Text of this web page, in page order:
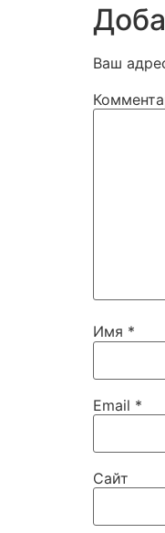
Ваш
Имя *
Email *
Сайт